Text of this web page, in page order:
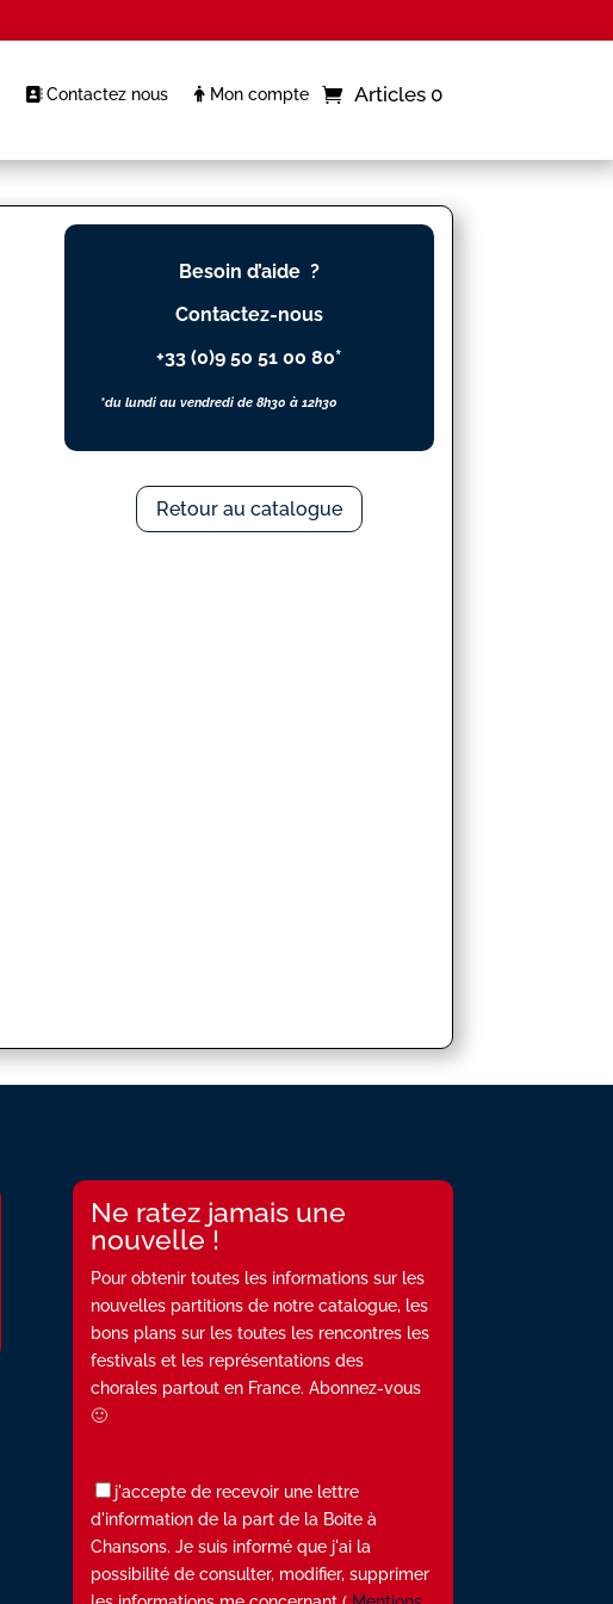
Contactez nous Mon compte Articles 0
Besoin d’aide ?
Contactez-nous
+33 (0)9 50 51 00 80*
*du lundi au vendredi de 8h30 à 12h30
Retour au catalogue
Ne ratez jamais une
nouvelle !
Pour obtenir toutes les informations sur les
nouvelles partitions de notre catalogue, les
bons plans sur les toutes les rencontres les
festivals et les représentations des
chorales partout en France. Abonnez-vous
🙂
j'accepte de recevoir une lettre
d'information de la part de la Boite à
Chansons. Je suis informé que j'ai la
possibilité de consulter, modifier, supprimer